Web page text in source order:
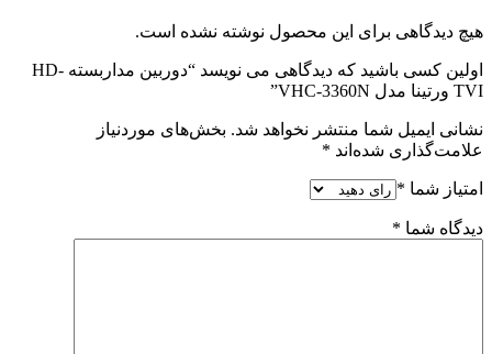
هیچ دیدگاهی برای این محصول نوشته نشده است.
اولین کسی باشید که دیدگاهی می نویسد “دوربین مداربسته HD-
TVI ورتینا مدل VHC-3360N”
نشانی ایمیل شما منتشر نخواهد شد. بخش‌های موردنیاز
علامت‌گذاری شده‌اند *
امتیاز شما *
دیدگاه شما *